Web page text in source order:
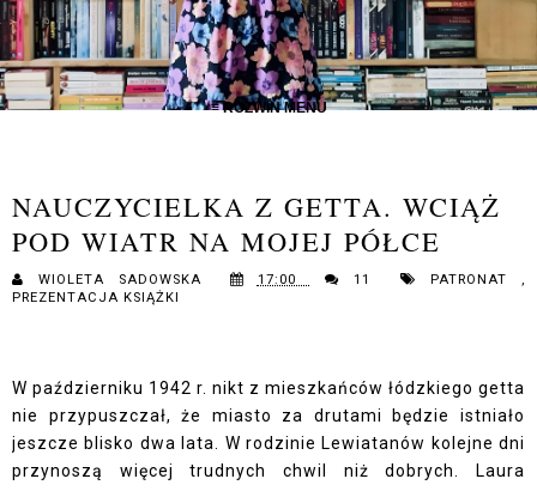
≡ ROZWIŃ MENU
NAUCZYCIELKA Z GETTA. WCIĄŻ
POD WIATR NA MOJEJ PÓŁCE
WIOLETA SADOWSKA 17:00 11 PATRONAT,
PREZENTACJA KSIĄŻKI
W październiku 1942 r. nikt z mieszkańców łódzkiego getta
nie przypuszczał, że miasto za drutami będzie istniało
jeszcze blisko dwa lata. W rodzinie Lewiatanów kolejne dni
przynoszą więcej trudnych chwil niż dobrych. Laura